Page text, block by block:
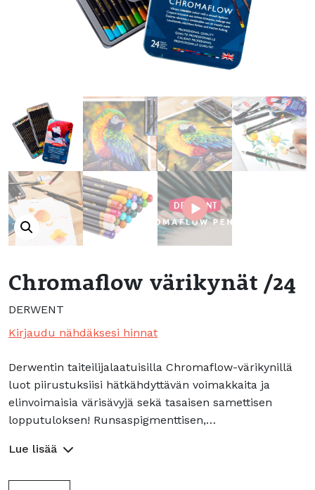
Chromaflow värikynät /24
DERWENT
Kirjaudu nähdäksesi hinnat
Derwentin taiteilijalaatuisilla Chromaflow-värikynillä
luot piirustuksiisi hätkähdyttävän voimakkaita ja
elinvoimaisia värisävyjä sekä tasaisen samettisen
lopputuloksen! Runsaspigmenttisen,…
Lue lisää